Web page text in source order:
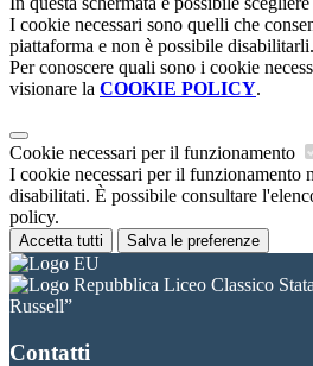
I cookie necessari sono quelli che
piattaforma e non è possibile disabilitarli.
Per conoscere quali sono i cookie
visionare la COOKIE POLICY.
Cookie necessari per il funzionamento
I cookie necessari per il funzionamento
disabilitati. È possibile consultare
policy.
Accetta tutti Salva le preferenze
Liceo Classico
Russell”
Contatti